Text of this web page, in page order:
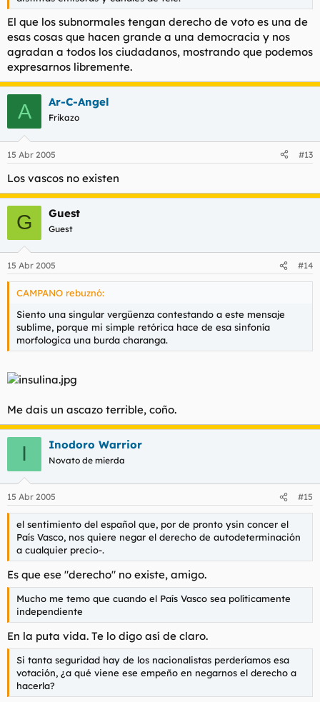
El que los subnormales tengan derecho de voto es una de
esas cosas que hacen grande a una democracia y nos
agradan a todos los ciudadanos, mostrando que podemos
expresarnos libremente.
A Ar-C-Angel
Frikazo
15 Abr 2005 #13
Los vascos no existen
G Guest
Guest
15 Abr 2005 #14
CAMPANO rebuznó:
Siento una singular vergüenza contestando a este mensaje
sublime, porque mi simple retórica hace de esa sinfonía
morfologica una burda charanga.
Me dais un ascazo terrible, coño.
I Inodoro Warrior
Novato de mierda
15 Abr 2005 #15
el sentimiento del español que, por de pronto ysin concer el
País Vasco, nos quiere negar el derecho de autodeterminación
a cualquier precio-.
Es que ese "derecho" no existe, amigo.
Mucho me temo que cuando el País Vasco sea políticamente
independiente
En la puta vida. Te lo digo así de claro.
Si tanta seguridad hay de los nacionalistas perderíamos esa
votación, ¿a qué viene ese empeño en negarnos el derecho a
hacerla?